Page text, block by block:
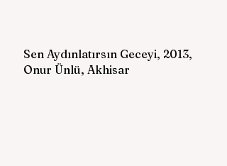
Sen Aydınlatırsın Geceyi, 2013,
Onur Ünlü, Akhisar